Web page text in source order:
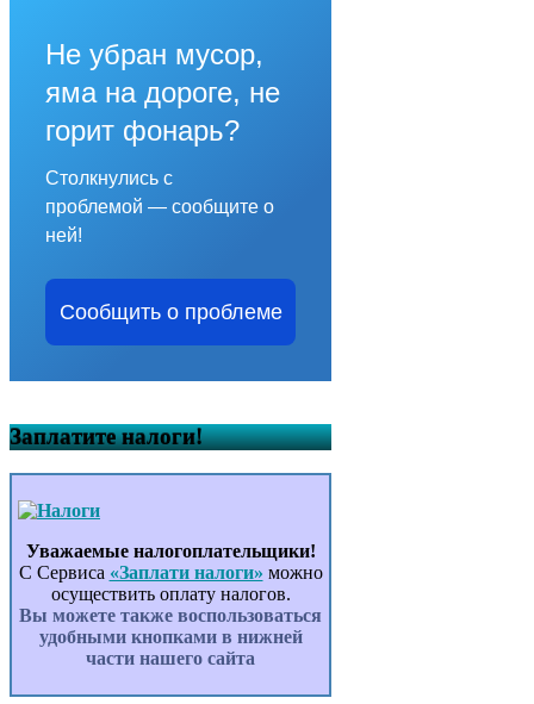
Не убран мусор,
яма на дороге, не
горит фонарь?
Столкнулись с
проблемой — сообщите о
ней!
Сообщить о проблеме
Заплатите налоги!
Уважаемые налогоплательщики!
С Сервиса «Заплати налоги» можно
осуществить оплату налогов.
Вы можете также воспользоваться
удобными кнопками в нижней
части нашего сайта